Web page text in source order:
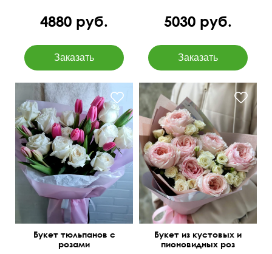
4880 руб. 5030 руб.
50 см 40 см
Букет тюльпанов с
розами
Нежнейшие сочетания
Букет из кустовых и
пионовидных роз